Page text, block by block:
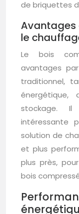
de briquettes
Avantages
le
Le bois
avantages
traditionnel,
stockage. Il
intéressante
solution de
et plus
plus près,
bois